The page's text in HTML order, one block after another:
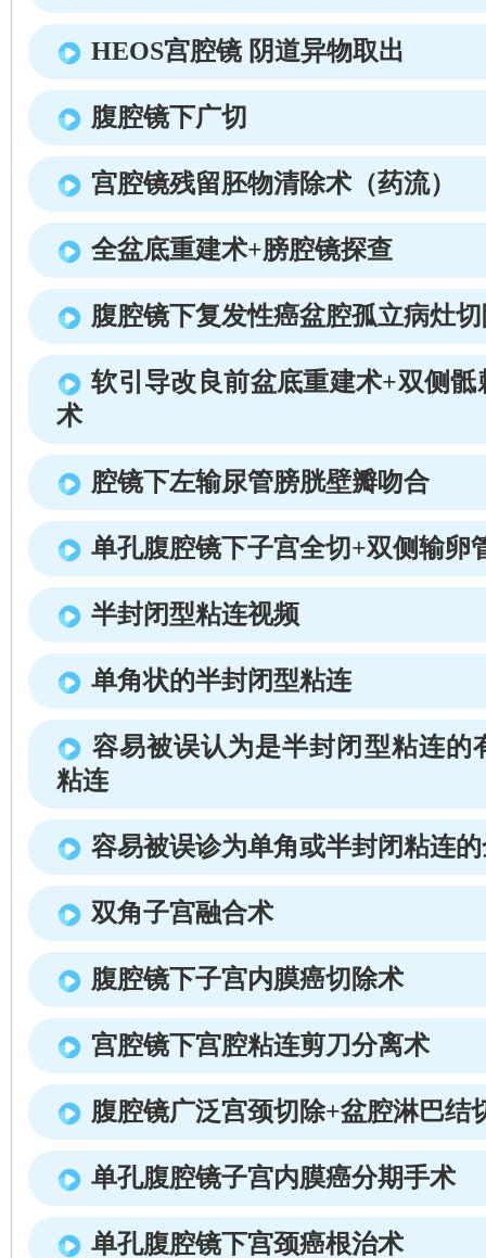
HEOS宫腔镜 阴道异物取出
腹腔镜下广切
宫腔镜残留胚物清除术（药流）
全盆底重建术+膀腔镜探查
腹腔镜下复发性癌盆腔孤立病灶
软引导改良前盆底重建术+双侧
术
腔镜下左输尿管膀胱壁瓣吻合
单孔腹腔镜下子宫全切+双侧输卵
半封闭型粘连视频
单角状的半封闭型粘连
容易被误认为是半封闭型粘连的
粘连
容易被误诊为单角或半封闭粘连
双角子宫融合术
腹腔镜下子宫内膜癌切除术
宫腔镜下宫腔粘连剪刀分离术
腹腔镜广泛宫颈切除+盆腔淋巴结
单孔腹腔镜子宫内膜癌分期手术
单孔腹腔镜下宫颈癌根治术